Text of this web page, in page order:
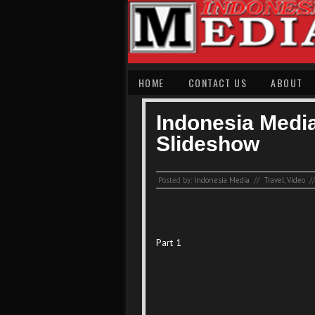
HOME CONTACT US ABOUT
Indonesia
Slideshow
Posted by: Indonesia Media // Travel,Video //
Part 1